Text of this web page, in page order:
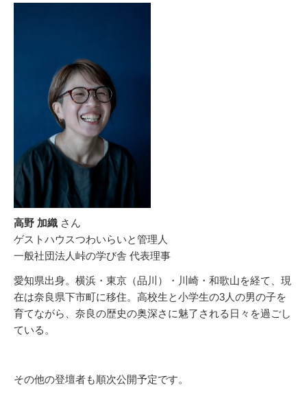
高野 加織 さん
ゲストハウスつわいらいと管理人
一般社団法人峠の学び舎 代表理事
愛知県出身。横浜・東京（品川）・川崎・和歌山を経て、現
在は奈良県下市町に移住。高校生と小学生の3人の男の子を
育てながら、奈良の歴史の奥深さに魅了される日々を過ごし
ている。
その他の登壇者も順次公開予定です。